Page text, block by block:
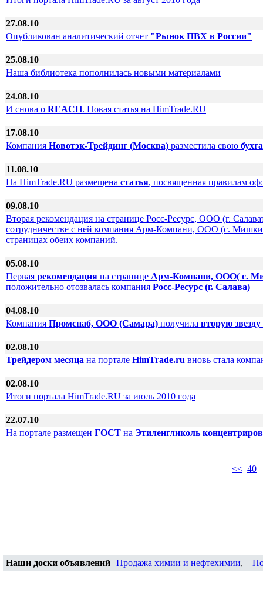
27.08.10
Опубликован аналитический отчет "Рынок ПВХ в России"
25.08.10
Наша библиотека пополнилась новыми материалами
24.08.10
И снова о REACH. Новая статья на HimTrade.RU
17.08.10
Компания Новотэк-Трейдинг (Москва) разместила свою
11.08.10
На HimTrade.RU размещена статья, посвященная правилам
09.08.10
Вторая рекомендация на странице Росс-Ресурс, ООО (г.
сотрудничестве с ней компания Арм-Компани, ООО (с.
страницах обеих компаний.
05.08.10
Первая рекомендация на странице Арм-Компани, ООО( с.
положительно отозвалась компания Росс-Ресурс (г. Салава)
04.08.10
Компания Промснаб, ООО (Самара) получила вторую звезду
02.08.10
Трейдером месяца на портале HimTrade.ru вновь стала
02.08.10
Итоги портала HimTrade.RU за июль 2010 года
22.07.10
На портале размещен ГОСТ на Этиленгликоль
<< 40
Наши доски объявлений Продажа химии и нефтехимии,